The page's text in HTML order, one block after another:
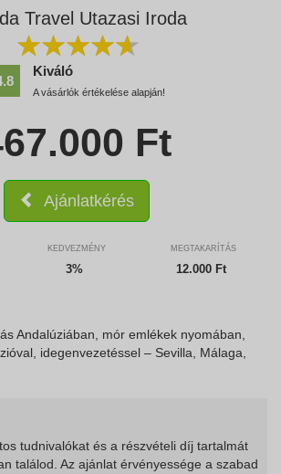
Travel Utazasi Iroda
Kiváló
A vásárlók értékelése alapján!
Ft
Ajánlatkérés
KEDVEZMÉNY MEGTAKARÍTÁS
3% 12.000 Ft
Andalúziában, mór emlékek nyomában,
idegenvezetéssel – Sevilla, Málaga,
tudnivalókat és a részvételi díj tartalmát
találod. Az ajánlat érvényessége a szabad